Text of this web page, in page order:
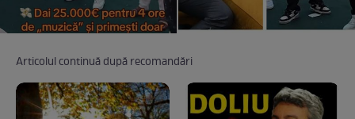
Articolul continuă după recomandări